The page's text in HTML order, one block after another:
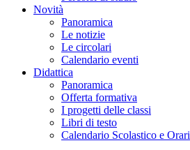
Novità
Panoramica
Le notizie
Le circolari
Calendario eventi
Didattica
Panoramica
Offerta formativa
I progetti delle classi
Libri di testo
Calendario Scolastico e Orari